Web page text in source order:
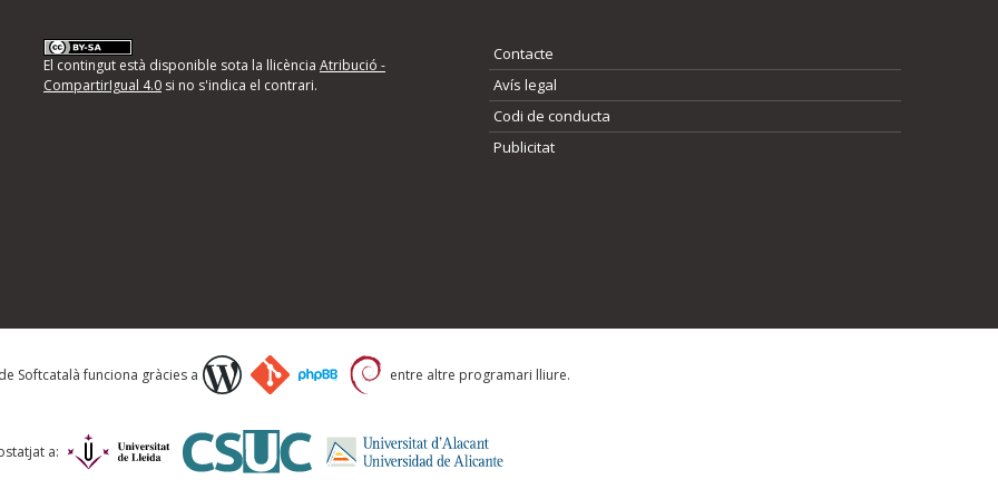
d'errors
següents i descriviu quina és la millora que
El contingut està disponible sota la llicència Atribució -
CompartirIgual 4.0si no s'indica el contrari.
Contacte
Avís legal
Codi de conducta
Publicitat
Softcatalà funciona gràcies a entre altre programari lliure.
a: